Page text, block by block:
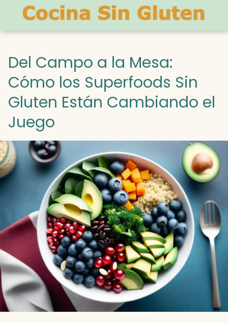
Del Campo a la Mesa:
Cómo los Superfoods Sin
Gluten Están Cambiando el
Juego